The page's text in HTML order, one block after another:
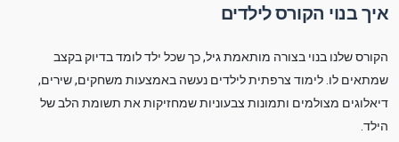
איך בנוי הקורס לילדים
הקורס שלנו בנוי בצורה מותאמת גיל, כך שכל ילד לומד בדיוק בקצב
שמתאים לו. לימוד צרפתית לילדים נעשה באמצעות משחקים, שירים,
דיאלוגים מצולמים ותמונות צבעוניות שמחזיקות את תשומת הלב של
הילד.